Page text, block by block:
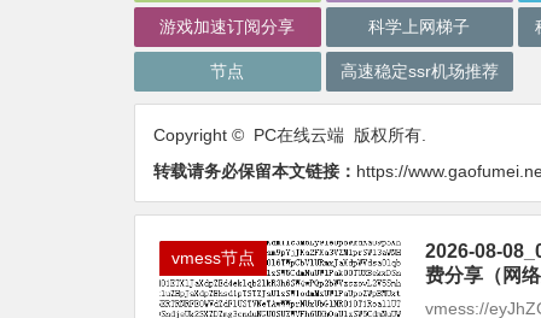
游戏加速订阅分享 科学上网梯子
节点 高速稳定ssr机场推荐
Copyright © PC在线云端 版权所有.
转载请务必保留本文链接： https://
vmess节点
2026-08-
费分享（网
vmess://